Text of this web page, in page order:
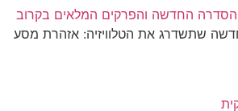
החדשה והפרקים המלאים בקרוב
שתשדרג את הטלוויזיה: אזהרת מסע